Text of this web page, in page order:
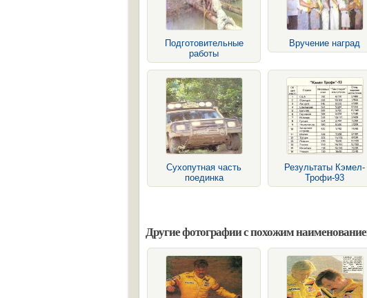
Подготовительные
работы
Вручение наград
Сухопутная часть
поединка
Результаты Кэмел-
Трофи-93
Другие фотографии с похожим